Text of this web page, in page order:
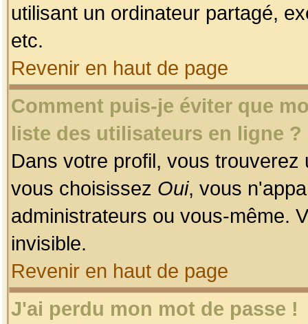
utilisant un ordinateur partagé,
etc.
Revenir en haut de page
Comment puis-je éviter que
liste des utilisateurs en ligne ?
Dans votre profil, vous
vous choisissez Oui, vous
administrateurs ou vous-même.
invisible.
Revenir en haut de page
J'ai perdu mon mot de passe !